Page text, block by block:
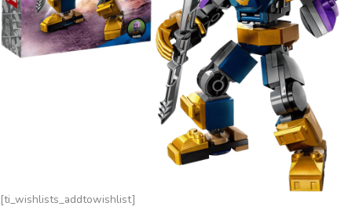
[ti_wishlists_addtowishlist]